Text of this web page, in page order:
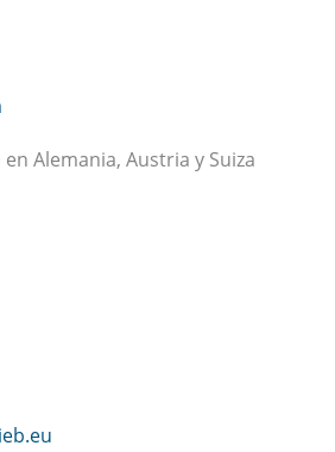
Alemania, Austria y Suiza